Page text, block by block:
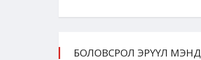
БОЛОВСРОЛ ЭРҮҮЛ МЭНД